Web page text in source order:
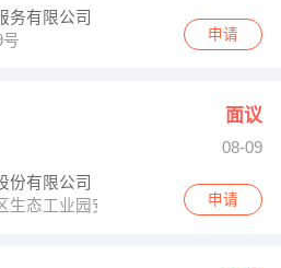
务有限公司
申请
面议
08-09
份有限公司
生态工业园安平路1010号
申请